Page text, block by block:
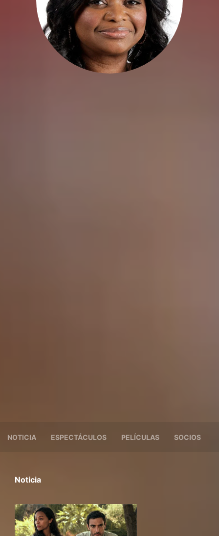
NOTICIA ESPECTÁCULOS PELÍCULAS SOCIOS
Noticia